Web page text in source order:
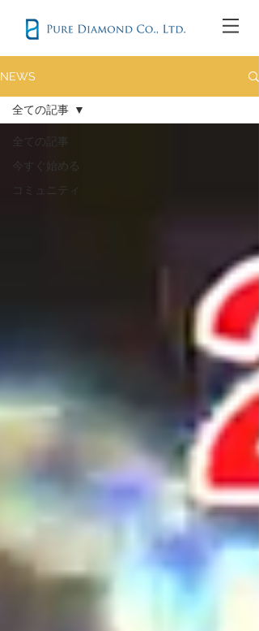
NEWS
全ての記事
今すぐ始める
コミュニティ
全ての記事